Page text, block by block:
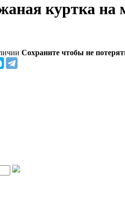
куртка на
Сохраните чтобы не